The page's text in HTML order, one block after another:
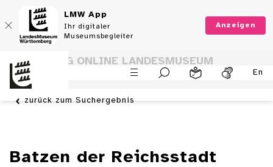
LMW App
Ihr digitaler
Museumsbegleiter
Anzeigen
En
SAMMLUNG ONLINE LANDESMUSEUM
WÜRTTEMBERG
zurück zum Suchergebnis
Batzen der Reichsstadt